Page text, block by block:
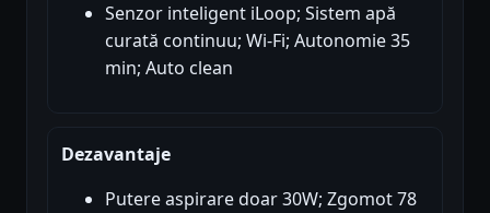
Senzor inteligent iLoop; Sistem apă
curată continuu; Wi-Fi; Autonomie 35
min; Auto clean
Dezavantaje
Putere aspirare doar 30W; Zgomot 78